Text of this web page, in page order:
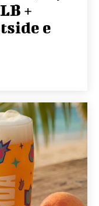
+
e